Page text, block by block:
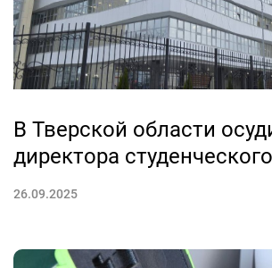
В Тверской области
директора
26.09.2025